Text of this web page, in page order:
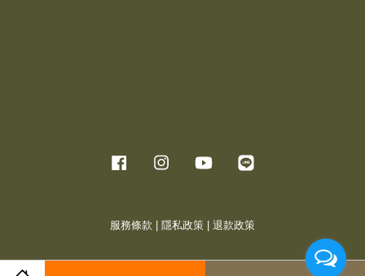
Facebook Instagram YouTube
服務條款 | 隱私政策 | 退款政策